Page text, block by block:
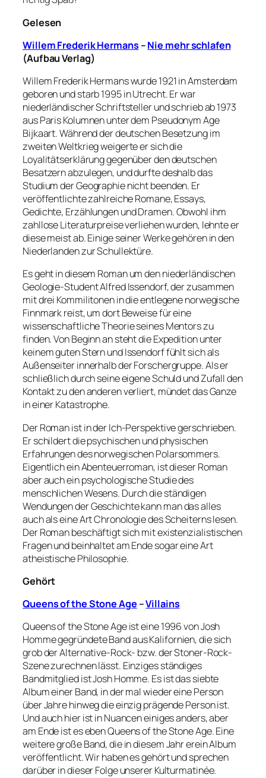
Gelesen
Willem Frederik Hermans–Nie mehr schlafen
(Aufbau Verlag)
Willem Frederik Hermans wurde 1921 in Amsterdam
geboren und starb 1995 in Utrecht. Er war
niederländischer Schriftsteller und schrieb ab 1973
aus Paris Kolumnen unter dem Pseudonym Age
Bijkaart. Während der deutschen Besetzung im
zweiten Weltkrieg weigerte er sich die
Loyalitätserklärung gegenüber den deutschen
Besatzern abzulegen, und durfte deshalb das
Studium der Geographie nicht beenden. Er
veröffentlichte zahlreiche Romane, Essays,
Gedichte, Erzählungen und Dramen. Obwohl ihm
zahllose Literaturpreise verliehen wurden, lehnte er
diese meist ab. Einige seiner Werke gehören in den
Niederlanden zur Schullektüre.
Es geht in diesem Roman um den niederländischen
Geologie-Student Alfred Issendorf, der zusammen
mit drei Kommilitonen in die entlegene norwegische
Finnmark reist, um dort Beweise für eine
wissenschaftliche Theorie seines Mentors zu
finden. Von Beginn an steht die Expedition unter
keinem guten Stern und Issendorf fühlt sich als
Außenseiter innerhalb der Forschergruppe. Als er
schließlich durch seine eigene Schuld und Zufall den
Kontakt zu den anderen verliert, mündet das Ganze
in einer Katastrophe.
Der Roman ist in der Ich-Perspektive gerschrieben.
Er schildert die psychischen und physischen
Erfahrungen des norwegischen Polarsommers.
Eigentlich ein Abenteuerroman, ist dieser Roman
aber auch ein psychologische Studie des
menschlichen Wesens. Durch die ständigen
Wendungen der Geschichte kann man das alles
auch als eine Art Chronologie des Scheiterns lesen.
Der Roman beschäftigt sich mit existenzialistischen
Fragen und beinhaltet am Ende sogar eine Art
atheistische Philosophie.
Gehört
Queens of the Stone Age –Villains
Queens of the Stone Age ist eine 1996 von Josh
Homme gegründete Band aus Kalifornien, die sich
grob der Alternative-Rock- bzw. der Stoner-Rock-
Szene zurechnen lässt. Einziges ständiges
Bandmitglied ist Josh Homme. Es ist das siebte
Album einer Band, in der mal wieder eine Person
über Jahre hinweg die einzig prägende Person ist.
Und auch hier ist in Nuancen einiges anders, aber
am Ende ist es eben Queens of the Stone Age. Eine
weitere große Band, die in diesem Jahr erein Album
veröffentlicht. Wir haben es gehört und sprechen
darüber in dieser Folge unserer Kulturmatinée.